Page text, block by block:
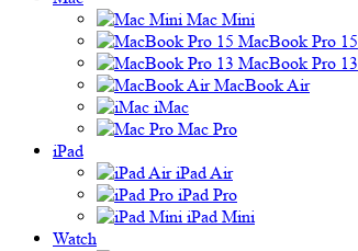
Mac Mini
MacBook Pro 15
MacBook Pro 13
MacBook Air
iMac
Mac Pro
iPad
iPad Air
iPad Pro
iPad Mini
Watch